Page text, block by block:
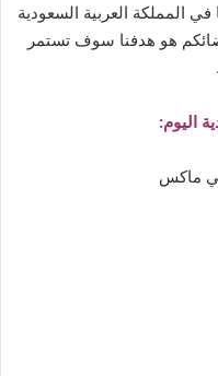
المملكة العربية السعودية
هو هدفنا سوف تستمر
اليوم: